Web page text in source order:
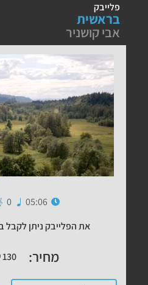
פלייבק
בראשית
אבי קושניר
05:06
0
את הפלייבק ניתן לקבל
מחיר: 130